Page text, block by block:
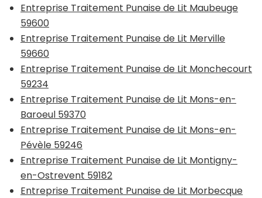
Entreprise Traitement Punaise de Lit Maubeuge
59600
Entreprise Traitement Punaise de Lit Merville
59660
Entreprise Traitement Punaise de Lit Monchecourt
59234
Entreprise Traitement Punaise de Lit Mons-en-
Baroeul 59370
Entreprise Traitement Punaise de Lit Mons-en-
Pévèle 59246
Entreprise Traitement Punaise de Lit Montigny-
en-Ostrevent 59182
Entreprise Traitement Punaise de Lit Morbecque